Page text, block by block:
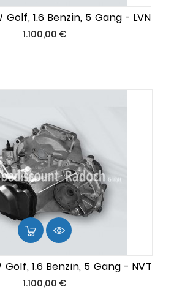
1.6 Benzin, 5 Gang - LVN
1.100,00 €Preis
1.6 Benzin, 5 Gang - NVT
1.100,00 €Preis